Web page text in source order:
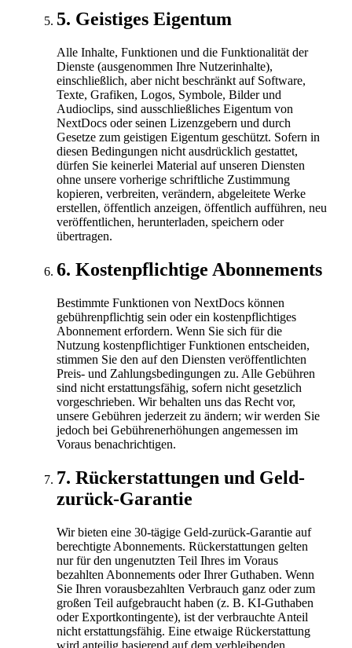
5. Geistiges Eigentum
Alle Inhalte, Funktionen und die Funktionalität der
Dienste (ausgenommen Ihre Nutzerinhalte),
einschließlich, aber nicht beschränkt auf Software,
Texte, Grafiken, Logos, Symbole, Bilder und
Audioclips, sind ausschließliches Eigentum von
NextDocs oder seinen Lizenzgebern und durch
Gesetze zum geistigen Eigentum geschützt. Sofern in
diesen Bedingungen nicht ausdrücklich gestattet,
dürfen Sie keinerlei Material auf unseren Diensten
ohne unsere vorherige schriftliche Zustimmung
kopieren, verbreiten, verändern, abgeleitete Werke
erstellen, öffentlich anzeigen, öffentlich aufführen, neu
veröffentlichen, herunterladen, speichern oder
übertragen.
6. Kostenpflichtige Abonnements
Bestimmte Funktionen von NextDocs können
gebührenpflichtig sein oder ein kostenpflichtiges
Abonnement erfordern. Wenn Sie sich für die
Nutzung kostenpflichtiger Funktionen entscheiden,
stimmen Sie den auf den Diensten veröffentlichten
Preis- und Zahlungsbedingungen zu. Alle Gebühren
sind nicht erstattungsfähig, sofern nicht gesetzlich
vorgeschrieben. Wir behalten uns das Recht vor,
unsere Gebühren jederzeit zu ändern; wir werden Sie
jedoch bei Gebührenerhöhungen angemessen im
Voraus benachrichtigen.
7. Rückerstattungen und Geld-
zurück-Garantie
Wir bieten eine 30-tägige Geld-zurück-Garantie auf
berechtigte Abonnements. Rückerstattungen gelten
nur für den ungenutzten Teil Ihres im Voraus
bezahlten Abonnements oder Ihrer Guthaben. Wenn
Sie Ihren vorausbezahlten Verbrauch ganz oder zum
großen Teil aufgebraucht haben (z. B. KI-Guthaben
oder Exportkontingente), ist der verbrauchte Anteil
nicht erstattungsfähig. Eine etwaige Rückerstattung
wird anteilig basierend auf dem verbleibenden